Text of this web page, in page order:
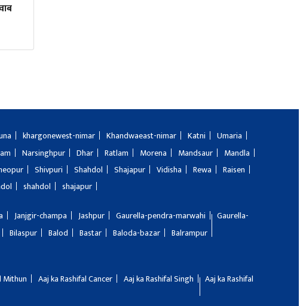
khargonewest-nimar Khandwaeast-nimar Katni
Umaria
Narsinghpur Dhar Ratlam Morena Mandsaur
Mandla
Shivpuri Shahdol Shajapur Vidisha Rewa
Raisen
shahdol shajapur
Janjgir-champa Jashpur Gaurella-pendra-marwahi
Gaurella-
Bilaspur Balod Bastar Baloda-bazar
Balrampur
Mithun Aaj ka Rashifal Cancer Aaj ka Rashifal Singh
Aaj ka Rashifal